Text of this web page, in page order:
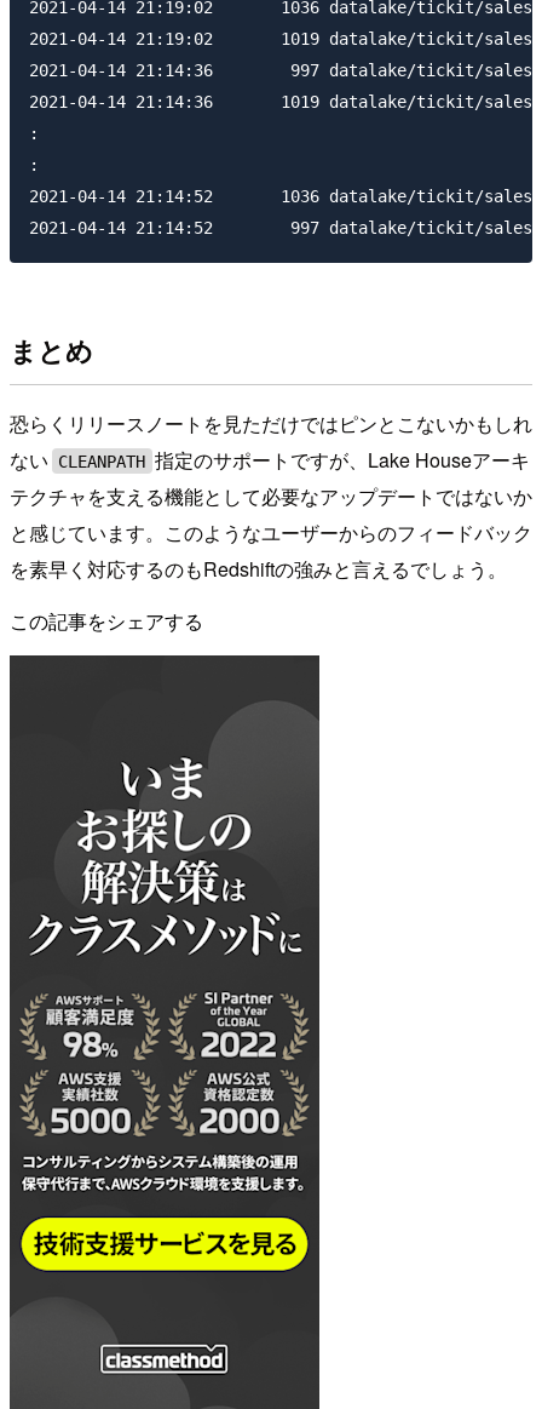
2021-04-14 21:19:02       1036 datalake/tickit/sales/
2021-04-14 21:19:02       1019 datalake/tickit/sales/
2021-04-14 21:14:36        997 datalake/tickit/sales/
2021-04-14 21:14:36       1019 datalake/tickit/sales/
:
:
2021-04-14 21:14:52       1036 datalake/tickit/sales/
まとめ
恐らくリリースノートを見ただけではピンとこないかもしれ
ない
CLEANPATH 指定のサポートですが、Lake Houseアーキ
テクチャを支える機能として必要なアップデートではないか
と感じています。このようなユーザーからのフィードバック
を素早く対応するのもRedshiftの強みと言えるでしょう。
この記事をシェアする